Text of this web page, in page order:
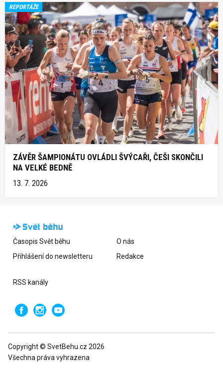
REPORTÁŽE
ZÁVĚR ŠAMPIONÁTU OVLÁDLI ŠVÝCAŘI, ČEŠI SKONČILI
NA VELKÉ BEDNĚ
13. 7. 2026
Časopis Svět běhu
Přihlášení do newsletteru
O nás
Redakce
RSS kanály
Copyright © SvetBehu.cz 2026
Všechna práva vyhrazena